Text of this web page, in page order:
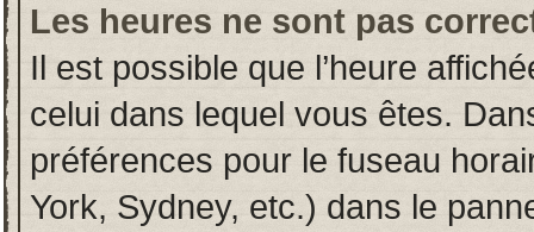
Les heures ne sont pas
Il est possible que l’heure
celui dans lequel vous êtes.
préférences pour le fuseau
York, Sydney, etc.) dans le